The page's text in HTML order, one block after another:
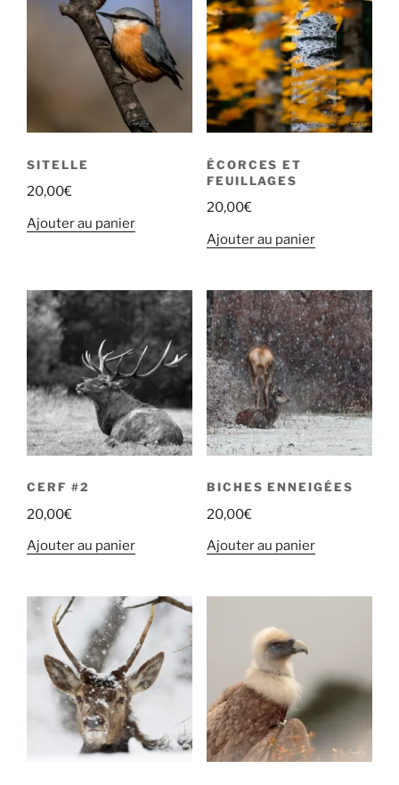
SITELLE
20,00€
Ajouter au panier
ÉCORCES ET
FEUILLAGES
20,00€
Ajouter au panier
CERF #2
20,00€
Ajouter au panier
BICHES ENNEIGÉES
20,00€
Ajouter au panier